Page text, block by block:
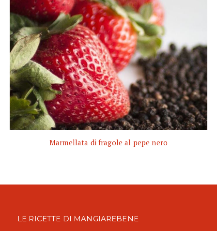
Marmellata di fragole al pepe nero
LE RICETTE DI MANGIAREBENE